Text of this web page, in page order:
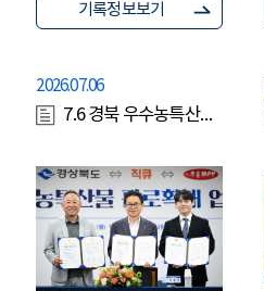
기록정보보기
2026.07.06
7.6 경북 우수농특산물 판로확대 업무협약식